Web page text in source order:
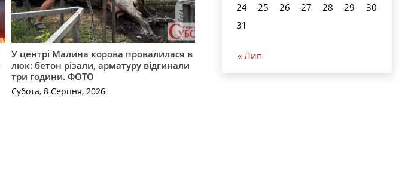
У центрі Малина корова провалилася в
люк: бетон різали, арматуру відгинали
три години. ФОТО
Субота, 8 Серпня, 2026
24
25 26 27 28 29
30
31
« Лип